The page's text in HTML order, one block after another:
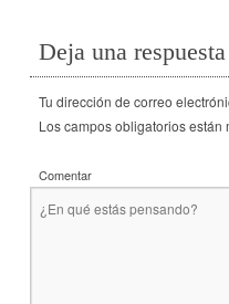
Deja una respuesta
Tu dirección de correo
Los campos obligatorios están
Comentar